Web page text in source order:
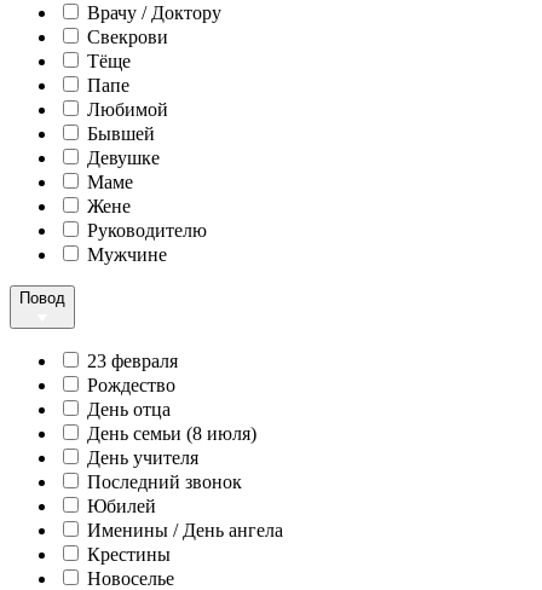
Врачу / Доктору
Свекрови
Тёще
Папе
Любимой
Бывшей
Девушке
Маме
Жене
Руководителю
Мужчине
Повод
23 февраля
Рождество
День отца
День семьи (8 июля)
День учителя
Последний звонок
Юбилей
Именины / День ангела
Крестины
Новоселье